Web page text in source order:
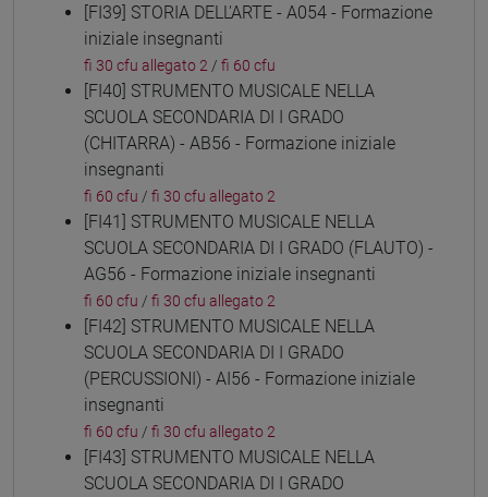
[FI39] STORIA DELL'ARTE - A054 - Formazione
iniziale insegnanti
fi 30 cfu allegato 2 / fi 60 cfu
[FI40] STRUMENTO MUSICALE NELLA
SCUOLA SECONDARIA DI I GRADO
(CHITARRA) - AB56 - Formazione iniziale
insegnanti
fi 60 cfu / fi 30 cfu allegato 2
[FI41] STRUMENTO MUSICALE NELLA
SCUOLA SECONDARIA DI I GRADO (FLAUTO) -
AG56 - Formazione iniziale insegnanti
fi 60 cfu / fi 30 cfu allegato 2
[FI42] STRUMENTO MUSICALE NELLA
SCUOLA SECONDARIA DI I GRADO
(PERCUSSIONI) - AI56 - Formazione iniziale
insegnanti
fi 60 cfu / fi 30 cfu allegato 2
[FI43] STRUMENTO MUSICALE NELLA
SCUOLA SECONDARIA DI I GRADO